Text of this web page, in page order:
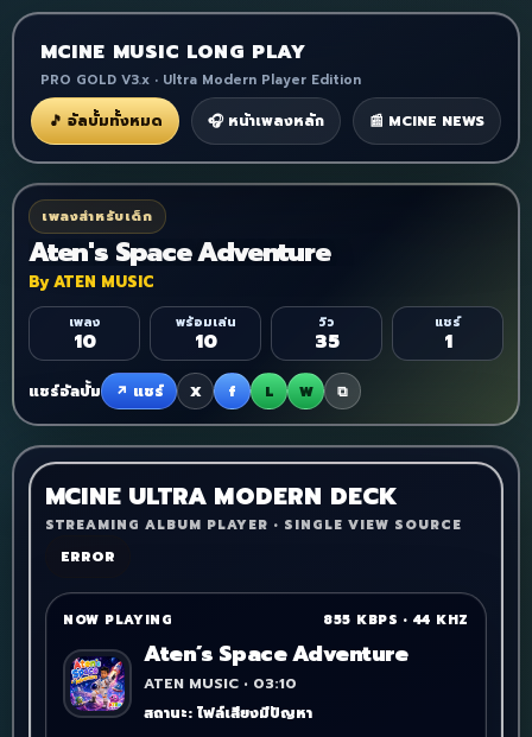
MCINE MUSIC LONG PLAY
PRO GOLD V3.x • Ultra Modern Player Edition
🎵 อัลบั้มทั้งหมด 🎧 หน้าเพลงหลัก 📰 MCINE NEWS
เพลงสำหรับเด็ก
Aten's Space Adventure
By ATEN MUSIC
เพลง
10
พร้อมเล่น
10
วิว
35
แชร์
1
แชร์อัลบั้ม ↗ แชร์ X f L W ⧉
MCINE ULTRA MODERN DECK
STREAMING ALBUM PLAYER • SINGLE VIEW SOURCE
ERROR
NOW PLAYING 855 KBPS • 44 KHZ
Aten’s Space Adventure
ATEN MUSIC • 03:10
สถานะ: ไฟล์เสียงมีปัญหา